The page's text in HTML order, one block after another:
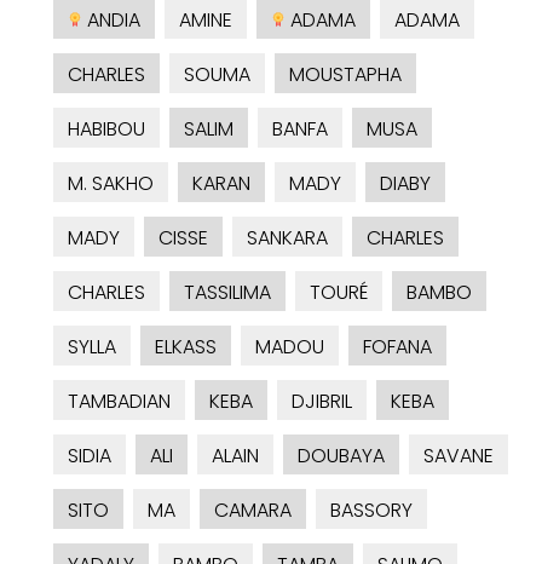
ANDIA
AMINE ADAMA
ADAMA
CHARLES
SOUMA
MOUSTAPHA
HABIBOU
SALIM BANFA
MUSA
M. SAKHO
KARAN MADY
DIABY
MADY
CISSE SANKARA
CHARLES
CHARLES
TASSILIMA TOURÉ
BAMBO
SYLLA
ELKASS MADOU
FOFANA
TAMBADIAN
KEBA DJIBRIL
KEBA
SIDIA
ALI ALAIN DOUBAYA
SAVANE
SITO
MA CAMARA
BASSORY